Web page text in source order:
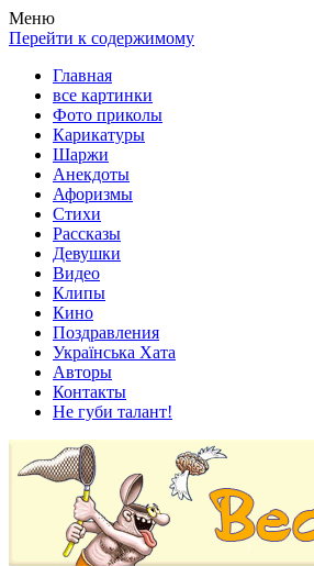
Весела хата — прикольные картинки,
клипы!
Покажем всем ваши фото приколы,
рассказы, видео и песни!
Меню
Перейти к содержимому
Главная
все картинки
Фото приколы
Карикатуры
Шаржи
Анекдоты
Афоризмы
Стихи
Рассказы
Девушки
Видео
Клипы
Кино
Поздравления
Українська Хата
Авторы
Контакты
Не губи талант!